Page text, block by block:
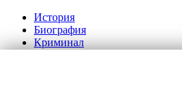
История
Биография
Криминал